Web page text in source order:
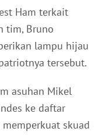
Ham terkait
tim, Bruno
lampu hijau
tersebut.
asuhan Mikel
ke daftar
skuad